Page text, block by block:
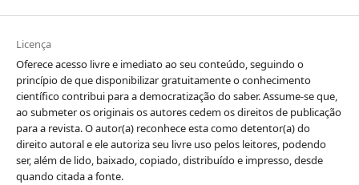
Licença
Oferece acesso livre e imediato ao seu conteúdo, seguindo o
princípio de que disponibilizar gratuitamente o conhecimento
científico contribui para a democratização do saber. Assume-se que,
ao submeter os originais os autores cedem os direitos de publicação
para a revista. O autor(a) reconhece esta como detentor(a) do
direito autoral e ele autoriza seu livre uso pelos leitores, podendo
ser, além de lido, baixado, copiado, distribuído e impresso, desde
quando citada a fonte.